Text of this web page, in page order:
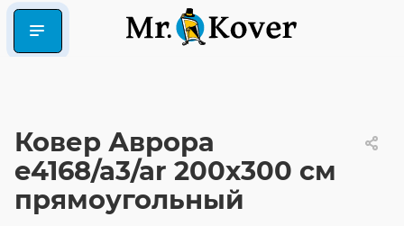
Ковер Аврора
e4168/a3/ar 200x300 см
прямоугольный